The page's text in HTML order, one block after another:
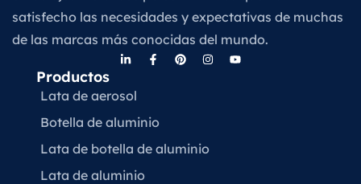
satisfecho las necesidades y expectativas de muchas
de las marcas más conocidas del mundo.
Productos
Lata de aerosol
Botella de aluminio
Lata de botella de aluminio
Lata de aluminio